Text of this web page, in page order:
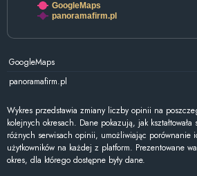
GoogleMaps
panoramafirm.pl
GoogleMaps
panoramafirm.pl
Wykres przedstawia zmiany liczby opinii na
kolejnych okresach. Dane pokazują, jak
różnych serwisach opinii, umożliwiając porównanie
użytkowników na każdej z platform. Prezentowane
okres, dla którego dostępne były dane.